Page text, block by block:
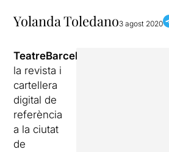
Yolanda Toledano3 agost 2020
TeatreBarcelona.com
la revista i
cartellera
digital de
referència
a la ciutat
de